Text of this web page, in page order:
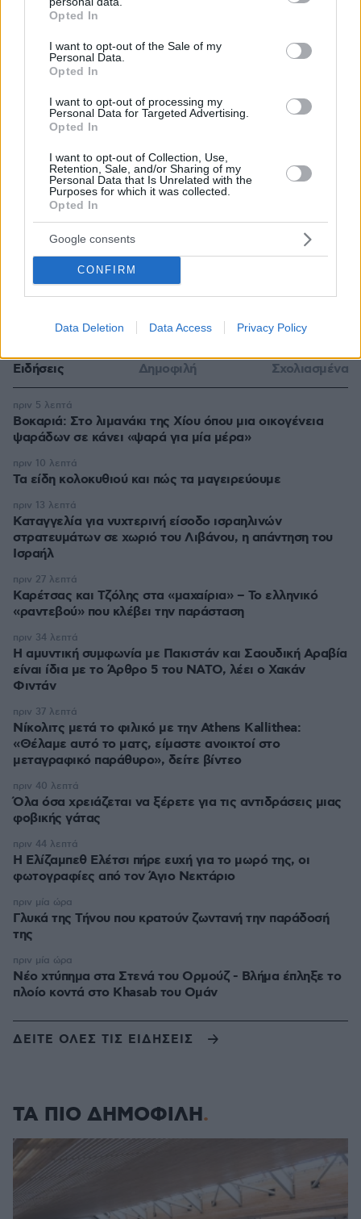
grant or deny consent to Google and its third-party tags to
use your data for below specified purposes in below Google
consent section.
Opted In
I want to opt-out of the Sale of my
Personal Data.
Opted In
I want to opt-out of processing my
Personal Data for Targeted Advertising.
Opted In
I want to opt-out of Collection, Use,
Retention, Sale, and/or Sharing of my
Personal Data that Is Unrelated with the
Purposes for which it was collected.
Opted In
Google consents
CONFIRM
Data Deletion Data Access Privacy Policy
Κάτι αλλάζει στον χάρτη της πανεπιστημιακής εκπαίδευσης
στην Ελλάδα
03.08.2026, 11:06
Εθνική Τράπεζα: Η κορυφαία επιλογή για τη χρηματοδότηση
μεγάλων έργων
30.07.2026, 15:25
Διασκεδάζουμε υπεύθυνα, επιστρέφουμε με ασφάλεια
29.07.2026, 09:39
ΡΟΗ ΕΙΔΗΣΕΩΝ
Ειδήσεις Δημοφιλή Σχολιασμένα
Βοκαριά: Στο λιμανάκι της Χίου όπου μια οικογένεια
ψαράδων σε κάνει «ψαρά για μία μέρα»
πριν 5 λεπτά
Τα είδη κολοκυθιού και πώς τα μαγειρεύουμε
πριν 10 λεπτά
Καταγγελία για νυχτερινή είσοδο ισραηλινών
στρατευμάτων σε χωριό του Λιβάνου, η απάντηση του
Ισραήλ
πριν 13 λεπτά
Καρέτσας και Τζόλης στα «μαχαίρια» – Το ελληνικό
«ραντεβού» που κλέβει την παράσταση
πριν 27 λεπτά
Η αμυντική συμφωνία με Πακιστάν και Σαουδική Αραβία
είναι ίδια με το Άρθρο 5 του ΝΑΤΟ, λέει ο Χακάν
Φιντάν
πριν 34 λεπτά
Νίκολιτς μετά το φιλικό με την Athens Kallithea:
«Θέλαμε αυτό το ματς, είμαστε ανοικτοί στο
μεταγραφικό παράθυρο», δείτε βίντεο
πριν 37 λεπτά
Όλα όσα χρειάζεται να ξέρετε για τις αντιδράσεις μιας
φοβικής γάτας
πριν 40 λεπτά
Η Ελίζαμπεθ Ελέτσι πήρε ευχή για το μωρό της, οι
φωτογραφίες από τον Άγιο Νεκτάριο
πριν 44 λεπτά
Γλυκά της Τήνου που κρατούν ζωντανή την παράδοσή
της
πριν μία ώρα
Νέο χτύπημα στα Στενά του Ορμούζ - Βλήμα έπληξε το
πλοίο κοντά στο Khasab του Ομάν
πριν μία ώρα
ΔΕΙΤΕ ΟΛΕΣ ΤΙΣ ΕΙΔΗΣΕΙΣ
ΤΑ ΠΙΟ ΔΗΜΟΦΙΛΗ